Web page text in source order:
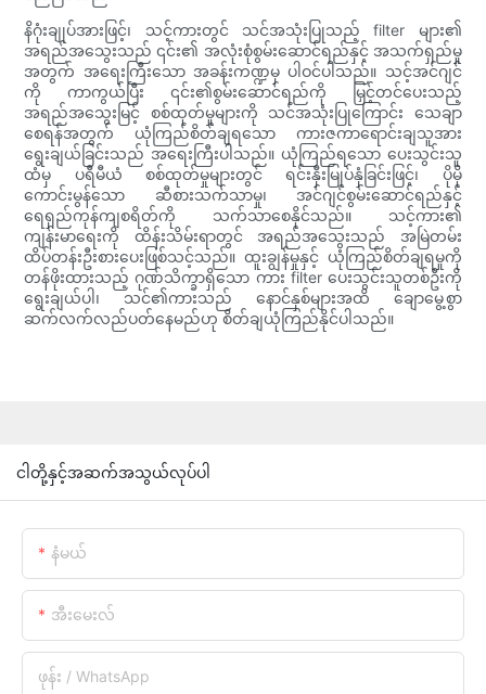
နိဂုံးချုပ်အားဖြင့်၊ သင့်ကားတွင် သင်အသုံးပြုသည့် filter များ၏
အရည်အသွေးသည် ၎င်း၏ အလုံးစုံစွမ်းဆောင်ရည်နှင့် အသက်ရှည်မှု
အတွက် အရေးကြီးသော အခန်းကဏ္ဍမှ ပါဝင်ပါသည်။ သင့်အင်ဂျင်
ကို ကာကွယ်ပြီး ၎င်း၏စွမ်းဆောင်ရည်ကို မြှင့်တင်ပေးသည့်
အရည်အသွေးမြင့် စစ်ထုတ်မှုများကို သင်အသုံးပြုကြောင်း သေချာ
စေရန်အတွက် ယုံကြည်စိတ်ချရသော ကားဇကာရောင်းချသူအား
ရွေးချယ်ခြင်းသည် အရေးကြီးပါသည်။ ယုံကြည်ရသော ပေးသွင်းသူ
ထံမှ ပရီမီယံ စစ်ထုတ်မှုများတွင် ရင်းနှီးမြုပ်နှံခြင်းဖြင့်၊ ပိုမို
ကောင်းမွန်သော ဆီစားသက်သာမှု၊ အင်ဂျင်စွမ်းဆောင်ရည်နှင့်
ရေရှည်ကုန်ကျစရိတ်ကို သက်သာစေနိုင်သည်။ သင့်ကား၏
ကျန်းမာရေးကို ထိန်းသိမ်းရာတွင် အရည်အသွေးသည် အမြဲတမ်း
ထိပ်တန်းဦးစားပေးဖြစ်သင့်သည်။ ထူးချွန်မှုနှင့် ယုံကြည်စိတ်ချရမှုကို
တန်ဖိုးထားသည့် ဂုဏ်သိက္ခာရှိသော ကား filter ပေးသွင်းသူတစ်ဦးကို
ရွေးချယ်ပါ၊ သင်၏ကားသည် နောင်နှစ်များအထိ ချောမွေ့စွာ
ဆက်လက်လည်ပတ်နေမည်ဟု စိတ်ချယုံကြည်နိုင်ပါသည်။
ငါတို့နှင့်အဆက်အသွယ်လုပ်ပါ
နံမယ်
အီးမေးလ်
ဖုန်း / WhatsApp